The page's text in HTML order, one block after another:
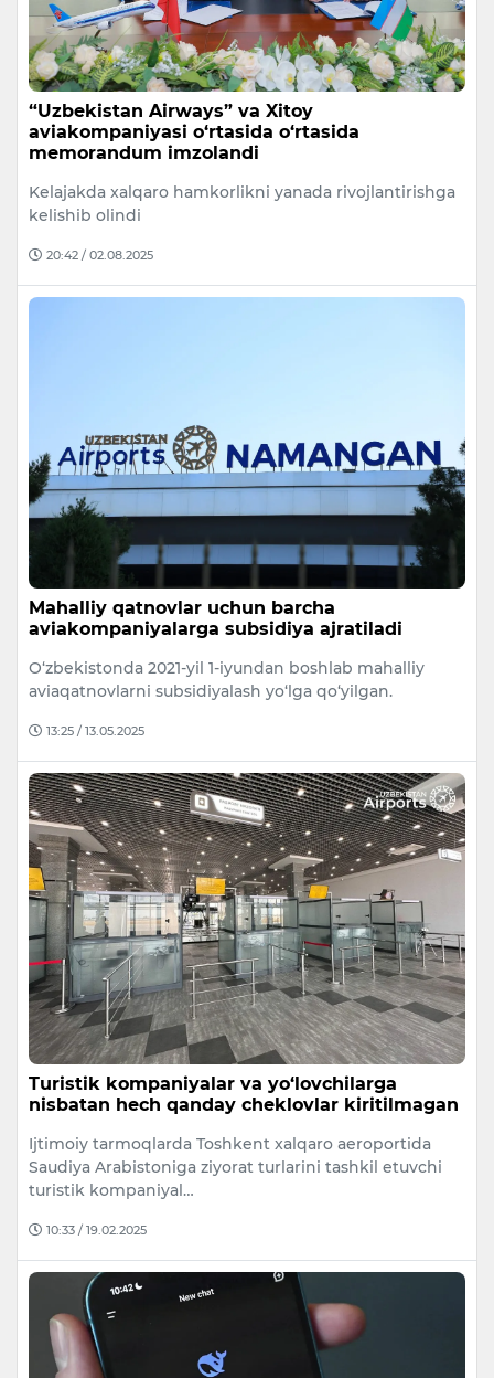
“Uzbekistan Airways” va Xitoy
aviakompaniyasi o‘rtasida o‘rtasida
memorandum imzolandi
Kelajakda xalqaro hamkorlikni yanada rivojlantirishga
kelishib olindi
20:42 / 02.08.2025
Mahalliy qatnovlar uchun barcha
aviakompaniyalarga subsidiya ajratiladi
O‘zbekistonda 2021-yil 1-iyundan boshlab mahalliy
aviaqatnovlarni subsidiyalash yo‘lga qo‘yilgan.
13:25 / 13.05.2025
Turistik kompaniyalar va yo‘lovchilarga
nisbatan hech qanday cheklovlar kiritilmagan
Ijtimoiy tarmoqlarda Toshkent xalqaro aeroportida
Saudiya Arabistoniga ziyorat turlarini tashkil etuvchi
turistik kompaniyal…
10:33 / 19.02.2025